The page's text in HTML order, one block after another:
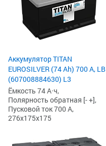
Аккумулятор TITAN
EUROSILVER (74 Ah) 700 А, LB
(607008884630) L3
Ёмкость 74 А·ч,
Полярность обратная [- +],
Пусковой ток 700 А,
276x175x175